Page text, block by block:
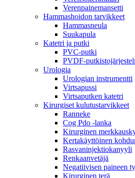
Verenpainemansetti
Hammashoidon tarvikkeet
Hammasneula
Suukapula
Katetri ja putki
PVC-putki
PVDF-
Urologia
Urologian instrumentti
Virtsapussi
Virtsaputken katetri
Kirurgiset kulutustarvikkeet
Ranneke
Cog Pdo -lanka
Kirurginen
Kertakäyttöinen
Rasvaninjektiokanyyli
Renkaanvetäjä
Negatiivisen paineen
Kirurginen terä